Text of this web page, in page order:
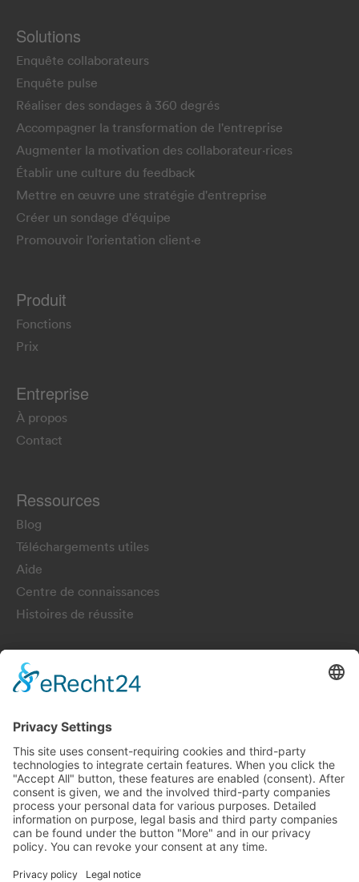
Solutions
Enquête collaborateurs
Enquête pulse
Réaliser des sondages à 360 degrés
Accompagner la transformation de l'entreprise
Augmenter la motivation des collaborateur·rices
Établir une culture du feedback
Mettre en œuvre une stratégie d'entreprise
Créer un sondage d'équipe
Promouvoir l’orientation client·e
Produit
Fonctions
Prix
Entreprise
À propos
Contact
Ressources
Blog
Téléchargements utiles
Aide
Centre de connaissances
Histoires de réussite
Newsletter
Obtiens des articles, des informations et des mises à jour
S'INSCRIRE
Choisir la langue:
Deutsch English Français Italiano